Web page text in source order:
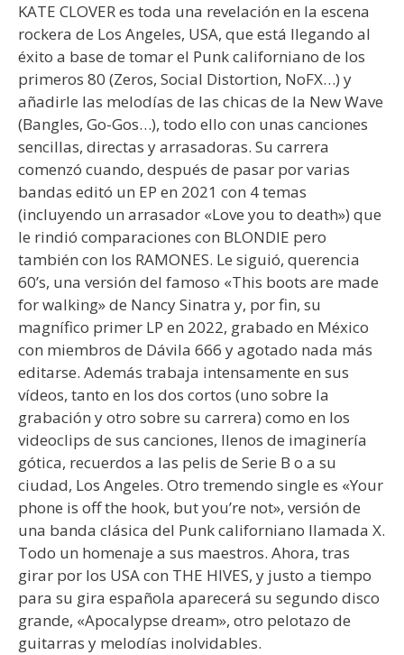
KATE CLOVER es toda una revelación en la escena
rockera de Los Angeles, USA, que está llegando al
éxito a base de tomar el Punk californiano de los
primeros 80 (Zeros, Social Distortion, NoFX…) y
añadirle las melodías de las chicas de la New Wave
(Bangles, Go-Gos…), todo ello con unas canciones
sencillas, directas y arrasadoras. Su carrera
comenzó cuando, después de pasar por varias
bandas editó un EP en 2021 con 4 temas
(incluyendo un arrasador «Love you to death») que
le rindió comparaciones con BLONDIE pero
también con los RAMONES. Le siguió, querencia
60’s, una versión del famoso «This boots are made
for walking» de Nancy Sinatra y, por fin, su
magnífico primer LP en 2022, grabado en México
con miembros de Dávila 666 y agotado nada más
editarse. Además trabaja intensamente en sus
vídeos, tanto en los dos cortos (uno sobre la
grabación y otro sobre su carrera) como en los
videoclips de sus canciones, llenos de imaginería
gótica, recuerdos a las pelis de Serie B o a su
ciudad, Los Angeles. Otro tremendo single es «Your
phone is off the hook, but you’re not», versión de
una banda clásica del Punk californiano llamada X.
Todo un homenaje a sus maestros. Ahora, tras
girar por los USA con THE HIVES, y justo a tiempo
para su gira española aparecerá su segundo disco
grande, «Apocalypse dream», otro pelotazo de
guitarras y melodías inolvidables.